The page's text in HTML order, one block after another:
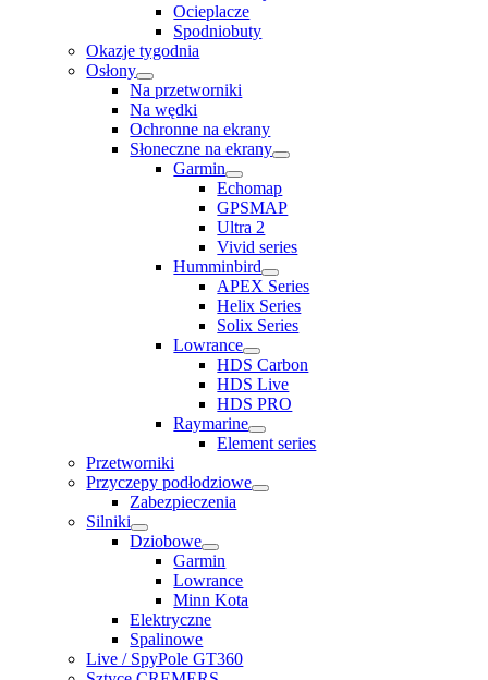
Ocieplacze
Spodniobuty
Okazje tygodnia
Osłony
Na przetworniki
Na wędki
Ochronne na ekrany
Słoneczne na ekrany
Garmin
Echomap
GPSMAP
Ultra 2
Vivid series
Humminbird
APEX Series
Helix Series
Solix Series
Lowrance
HDS Carbon
HDS Live
HDS PRO
Raymarine
Element series
Przetworniki
Przyczepy podłodziowe
Zabezpieczenia
Silniki
Dziobowe
Garmin
Lowrance
Minn Kota
Elektryczne
Spalinowe
Live / SpyPole GT360